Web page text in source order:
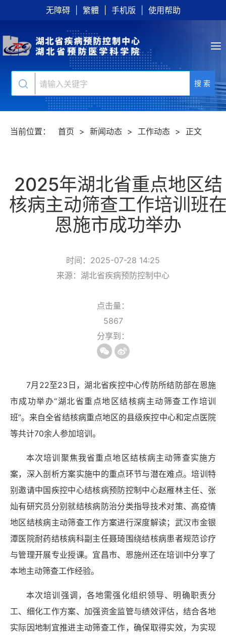
无障碍 繁體 手机版 使用帮助
搜 索
当前位置： 首页 > 新闻动态 > 工作动态 > 正文
2025年湖北省重点地区结
核病主动筛查工作培训班
恩施市成功举办
时间：2025-07-28 14:25
来源：湖北省疾病预防控制中心
点击量：
5867
分享到：
7月 22至23 日，湖北省疾控中心传防所结防部在恩施
市成功举办“湖北省重点地区结核病主动筛查工作培训
班”。来自全省结核病重点地区的县级疾控中心和定点医院
等共计70余人参加培训。
本次培训聚焦我省重点地区结核病主动筛查实施方
案，深入剖析方案实施中的重点环节与潜在难点。培训特
别邀请中国疾控中心结核病预防控制中心赵雁林主任、张
灿有研究员分别就结核病防治分类指导技术对策、高疫情
地区结核病主动筛查工作方案进行深度解读；武汉市金银
潭医院耐药结核病科副主任聂琦围绕结核病患者规范诊疗
与管理开展专业授课。宜昌市、恩施州还在培训中分享了
本地主动筛查工作经验。
本次培训强调，各地需强化组织领导、明确职责分
工、细化工作方案、加强资金监管与绩效评估，结合各地
实际因地制宜推进主动筛查工作，确保取得实效，为实现